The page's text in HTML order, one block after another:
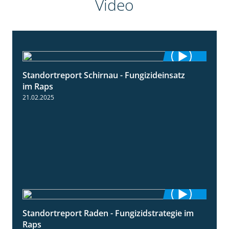
Video
4:48
Standortreport Schirnau - Fungizideinsatz
im Raps
21.02.2025
5:08
Standortreport Raden - Fungizidstrategie im
Raps